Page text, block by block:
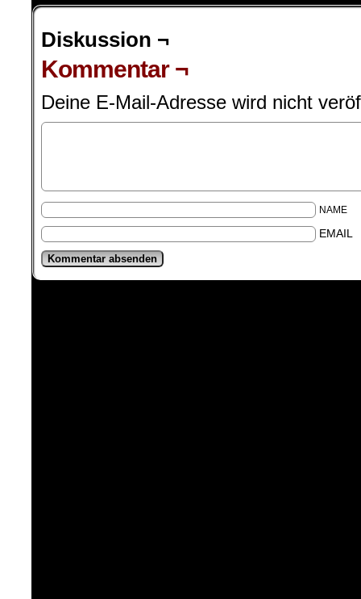
Diskussion ¬
Kommentar ¬
Deine E-Mail-Adresse wird nicht
NAME
EMAIL